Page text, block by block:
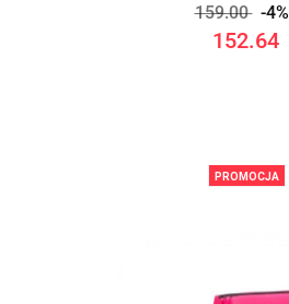
159.00 -4%
152.64
PROMOCJA